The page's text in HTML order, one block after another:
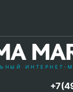
ИНТЕРНЕТ-